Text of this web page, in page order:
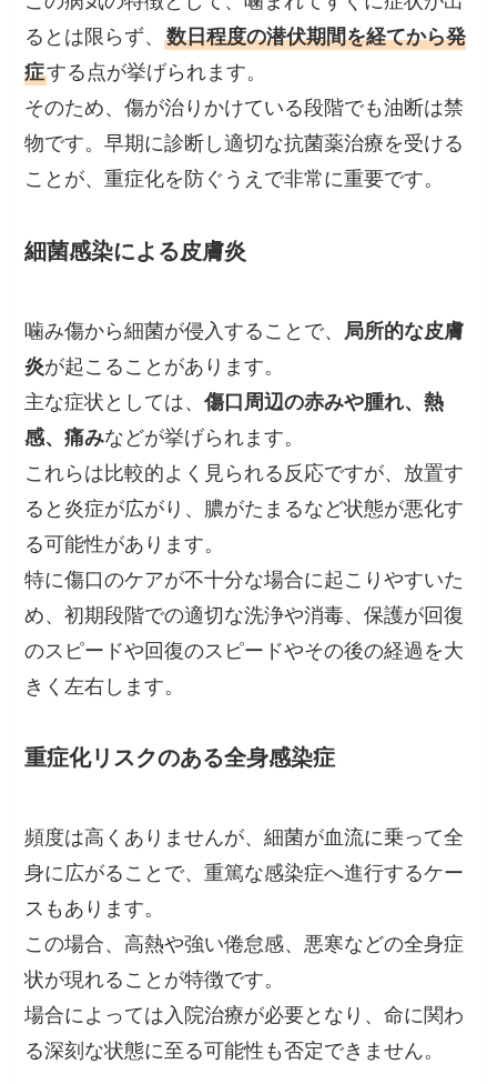
るとは限らず、数日程度の潜伏期間を経てから発
症する点が挙げられます。
そのため、傷が治りかけている段階でも油断は禁
物です。早期に診断し適切な抗菌薬治療を受ける
ことが、重症化を防ぐうえで非常に重要です。
細菌感染による皮膚炎
噛み傷から細菌が侵入することで、 局所的な皮膚
炎が起こることがあります。
主な症状としては、傷口周辺の赤みや腫れ、熱
感、痛みなどが挙げられます。
これらは比較的よく見られる反応ですが、放置す
ると炎症が広がり、膿がたまるなど状態が悪化す
る可能性があります。
特に傷口のケアが不十分な場合に起こりやすいた
め、初期段階での適切な洗浄や消毒、保護が回復
のスピードや回復のスピードやその後の経過を大
きく左右します。
重症化リスクのある全身感染症
頻度は高くありませんが、細菌が血流に乗って全
身に広がることで、重篤な感染症へ進行するケー
スもあります。
この場合、高熱や強い倦怠感、悪寒などの全身症
状が現れることが特徴です。
場合によっては入院治療が必要となり、命に関わ
る深刻な状態に至る可能性も否定できません。